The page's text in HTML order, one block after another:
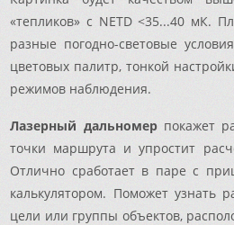
«тепликов» с NETD <35...40 мК.
разные погодно-световые
цветовых палитр, тонкой
режимов наблюдения.
Лазерный дальномерпокажет
точки маршрута и упростит
Отлично сработает в паре с
калькулятором. Поможет узнать
цели или группы объектов,